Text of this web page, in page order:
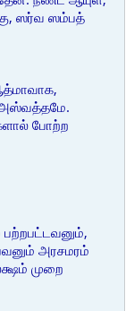
ஸர்வ ஸம்பத்
அஸ்வத்தமே.
போற்ற
பற்றபட்டவனும்,
அரசமரம்
முறை